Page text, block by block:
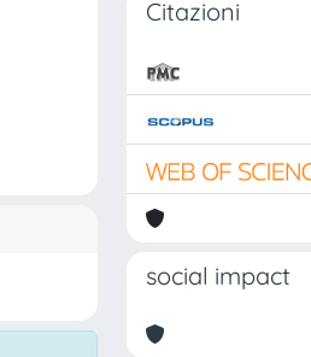
Citazioni
social impact